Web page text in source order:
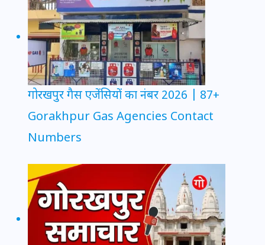
गोरखपुर गैस एजेंसियों का नंबर 2026 | 87+
Gorakhpur Gas Agencies Contact
Numbers